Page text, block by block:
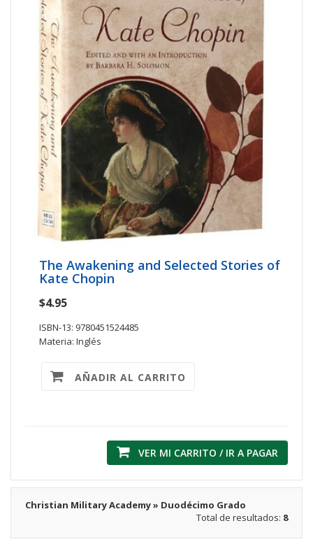
The Awakening and Selected Stories of
Kate Chopin
$4.95
ISBN-13: 9780451524485
Materia: Inglés
AÑADIR AL CARRITO
VER MI CARRITO / IR A PAGAR
Christian Military Academy » Duodécimo Grado
Total de resultados: 8